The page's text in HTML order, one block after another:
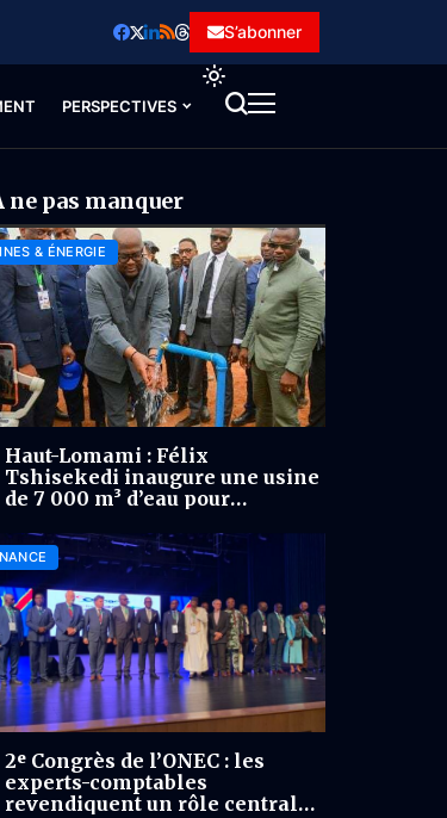
S’abonner
PERSPECTIVES
ne pas manquer
& ÉNERGIE
Haut-Lomami : Félix
Tshisekedi inaugure une usine
de 7 000 m³ d’eau pour
2ᵉ Congrès de l’ONEC : les
experts-comptables
revendiquent un rôle central